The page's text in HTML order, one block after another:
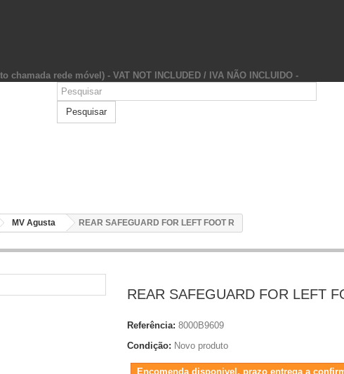
chamada rede móvel) - VAT NOT INCLUDED / IVA NÃO INCLUIDO -
Pesquisar
MV Agusta REAR SAFEGUARD FOR LEFT FOOT R
REAR SAFEGUARD FOR LEFT
Referência: 8000B9609
Condição: Novo produto
Encomenda disponivel, prazo entrega a